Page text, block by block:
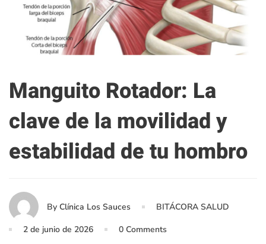
Manguito Rotador: La
clave de la movilidad y
estabilidad de tu hombro
By Clínica Los Sauces BITÁCORA SALUD
2 de junio de 2026 0 Comments